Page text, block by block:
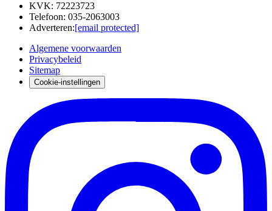
KVK: 72223723
Telefoon: 035-2063003
Adverteren:[email protected]
Algemene voorwaarden
Privacybeleid
Sitemap
Cookie-instellingen